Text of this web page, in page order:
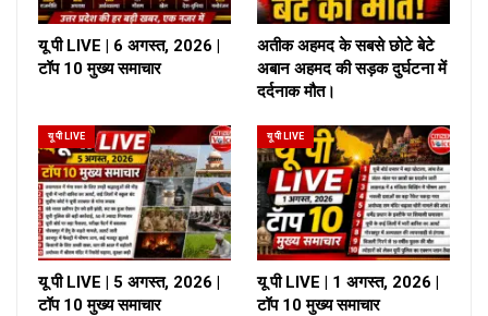
यू पी LIVE | 6 अगस्त, 2026 |
टॉप 10 मुख्य समाचार
अतीक अहमद के सबसे छोटे बेटे
अबान अहमद की सड़क दुर्घटना में
दर्दनाक मौत।
यू पी LIVE
यू पी LIVE | 5 अगस्त, 2026 |
टॉप 10 मुख्य समाचार
यू पी LIVE
यू पी LIVE | 1 अगस्त, 2026 |
टॉप 10 मुख्य समाचार